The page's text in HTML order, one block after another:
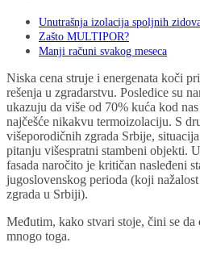
Unutrašnja izolacija spoljnih
Zašto MULTIPOR?
Manji računi svakog meseca
Niska cena struje i energenata koči
rešenja u zgradarstvu. Posledice su
ukazuju da više od 70% kuća kod
najčešće nikakvu termoizolaciju. S
višeporodičnih zgrada Srbije,
pitanju višespratni stambeni objekti.
fasada naročito je kritičan nasleđeni
jugoslovenskog perioda (koji
zgrada u Srbiji).
Međutim, kako stvari stoje, čini se da
mnogo toga.